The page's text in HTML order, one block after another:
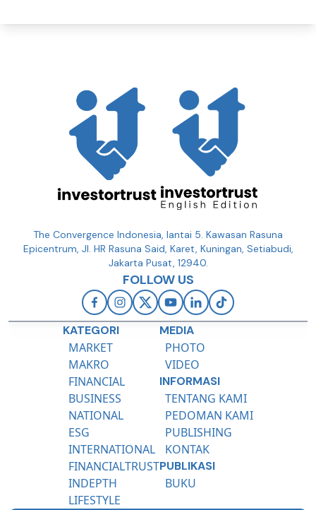
The Convergence Indonesia, lantai 5. Kawasan Rasuna
Epicentrum, Jl. HR Rasuna Said, Karet, Kuningan, Setiabudi,
Jakarta Pusat, 12940.
FOLLOW US
KATEGORI
MARKET
MAKRO
FINANCIAL
BUSINESS
NATIONAL
ESG
INTERNATIONAL
FINANCIALTRUST
INDEPTH
LIFESTYLE
MEDIA
PHOTO
VIDEO
INFORMASI
TENTANG KAMI
PEDOMAN KAMI
PUBLISHING
KONTAK
PUBLIKASI
BUKU